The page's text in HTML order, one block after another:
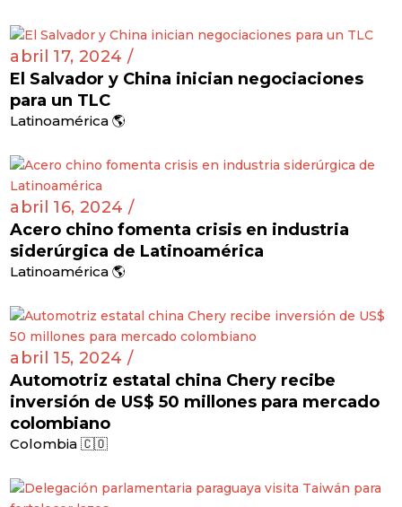
abril 17, 2024 /
El Salvador y China inician negociaciones
para un TLC
Latinoamérica 🌎
abril 16, 2024 /
Acero chino fomenta crisis en industria
siderúrgica de Latinoamérica
Latinoamérica 🌎
abril 15, 2024 /
Automotriz estatal china Chery recibe
inversión de US$ 50 millones para mercado
colombiano
Colombia 🇨🇴